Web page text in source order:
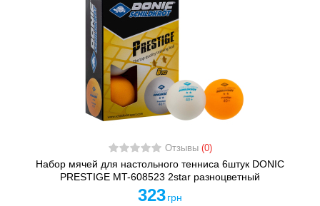
Отзывы (0)
Набор мячей для настольного тенниса 6штук DONIC
PRESTIGE MT-608523 2star разноцветный
323 грн